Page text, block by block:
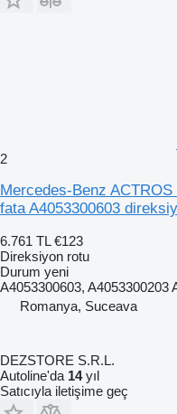
2
Mercedes-Benz
fata A4053300603
6.761 TL €123
Direksiyon rotu
Durum yeni
A4053300603, A4053300203
Romanya, Suceava
DEZSTORE S.R.L.
Autoline'da 14yıl
Satıcıyla iletişime geç